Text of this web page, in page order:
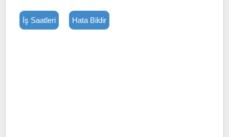
İş Saatleri Hata Bildir